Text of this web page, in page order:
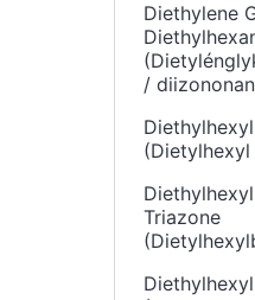
Diethylene
/
Triazone